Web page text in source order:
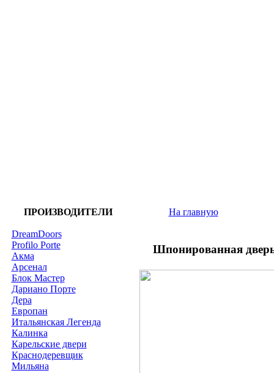
ПРОИЗВОДИТЕЛИ
DreamDoors
Profilo Porte
Акма
Арсенал
Блок Мастер
Дариано Порте
Дера
Европан
Итальянская Легенда
Калинка
Карельские двери
Краснодеревщик
Мильяна
На главную
Шпонированная